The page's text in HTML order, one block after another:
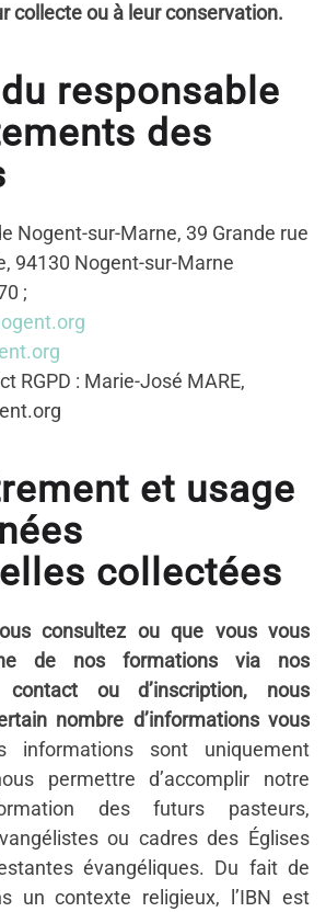
collecte ou à leur conservation.
responsable
des
Nogent-sur-Marne, 39 Grande rue
94130 Nogent-sur-Marne
;
RGPD : Marie-José MARE,
et usage
collectées
consultez ou que vous vous
de nos formations via nos
ou d’inscription, nous
nombre d’informations vous
informations sont uniquement
permettre d’accomplir notre
des futurs pasteurs,
ou cadres des Églises
évangéliques. Du fait de
un contexte religieux, l’IBN est